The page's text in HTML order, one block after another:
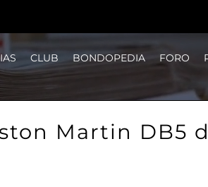
CLUB BONDOPEDIA FORO
Martin DB5